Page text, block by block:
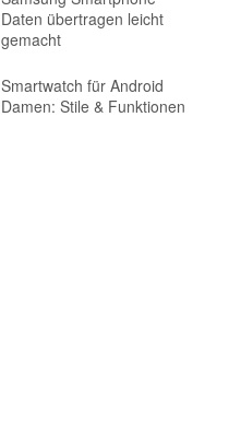
Daten übertragen leicht
gemacht
Smartwatch für Android
Damen: Stile & Funktionen